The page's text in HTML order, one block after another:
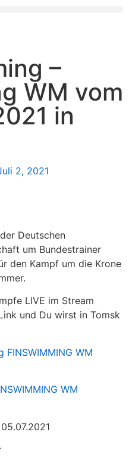
–
WM vom
in
2, 2021
Deutschen
um Bundestrainer
den Kampf um die Krone
LIVE im Stream
und Du wirst in Tomsk
FINSWIMMING WM
WM